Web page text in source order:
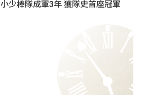
少棒隊成軍3年 獲隊史首座冠軍